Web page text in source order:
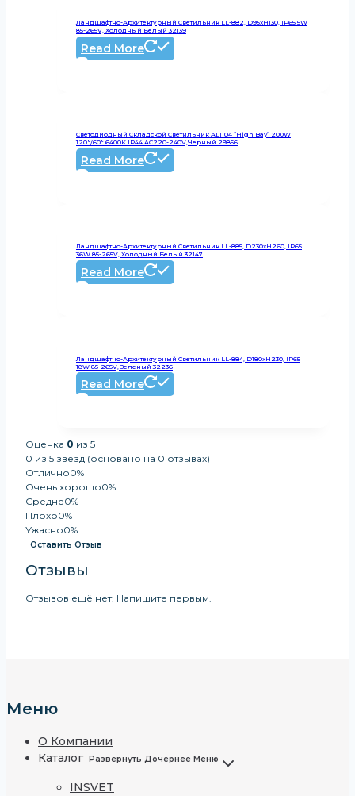
Ландшафтно-Архитектурный Светильник LL-882, D95xH130, IP65 5W
85-265V, Холодный Белый 32139
Read More
Светодиодный Складской Светильник AL1104 “High Bay” 200W
120°/60° 6400K IP44 AC220-240V,черный 29856
Read More
Ландшафтно-Архитектурный Светильник LL-885, D230xH260, IP65
36W 85-265V, Холодный Белый 32147
Read More
Ландшафтно-Архитектурный Светильник LL-884, D180xH230, IP65
18W 85-265V, Зеленый 32236
Read More
Оценка 0 из 5
0 из 5 звёзд (основано на 0 отзывах)
Отлично0%
Очень хорошо0%
Средне0%
Плохо0%
Ужасно0%
Оставить Отзыв
Отзывы
Отзывов ещё нет. Напишите первым.
Меню
О Компании
Каталог
Развернуть Дочернее Меню
INSVET